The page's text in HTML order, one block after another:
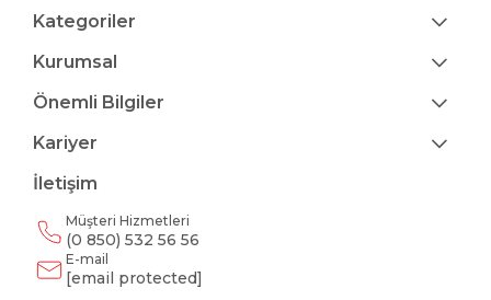
Kategoriler
Kurumsal
Önemli Bilgiler
Kariyer
İletişim
Müşteri Hizmetleri
(0 850) 532 56 56
E-mail
[email protected]